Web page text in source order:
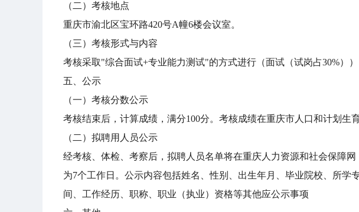
（二）考核地点
重庆市渝北区宝环路420号A幢6楼会议室。
（三）考核形式与内容
考核采取"综合面试+专业能力测试"的方式进行（面试（试岗占30%
五、公示
（一）考核分数公示
考核结束后，计算成绩，满分100分。考核成绩在重庆市人口和计划生
（二）拟聘用人员公示
经考核、体检、考察后，拟聘人员名单将在重庆人力资源和社会保障
为7个工作日。公示内容包括姓名、性别、出生年月、毕业院校、所
间、工作经历、职称、职业（执业）资格等其他应公示事项